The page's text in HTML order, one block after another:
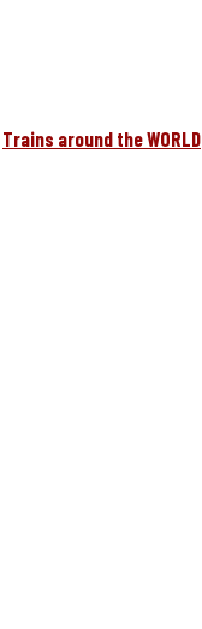
Trains around the WORLD